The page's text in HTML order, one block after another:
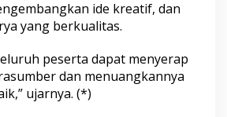
ide kreatif, dan
yang berkualitas.
peserta dapat menyerap
dan menuangkannya
ujarnya. (*)